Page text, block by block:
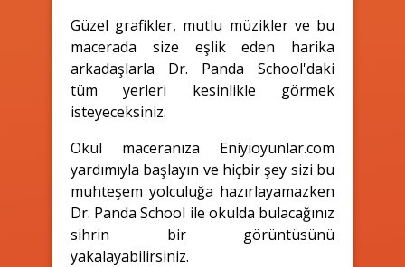
Güzel grafikler, mutlu müzikler ve bu
macerada size eşlik eden harika
arkadaşlarla Dr. Panda School'daki
tüm yerleri kesinlikle görmek
isteyeceksiniz.
Okul maceranıza Eniyioyunlar.com
yardımıyla başlayın ve hiçbir şey sizi bu
muhteşem yolculuğa hazırlayamazken
Dr. Panda School ile okulda bulacağınız
sihrin bir görüntüsünü
yakalayabilirsiniz.